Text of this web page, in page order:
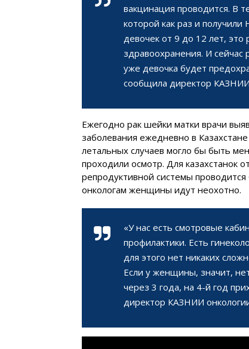
вакцинация проводится. В
которой как раз и
девочек от 9 до 12 лет,
здравоохранения. И сейчас
уже девочка будет
сообщила директор
Ежегодно рак шейки матки врачи
заболевания ежедневно в
летальных случаев могло бы быть
проходили осмотр. Для казахстанок
репродуктивной системы
онкологам женщины идут неохотно.
«У нас есть смотровые
профилактики. Есть
для этого нет никаких
Если у женщины, значит,
через 3 года, на 4-й год
директор КАЗНИИ